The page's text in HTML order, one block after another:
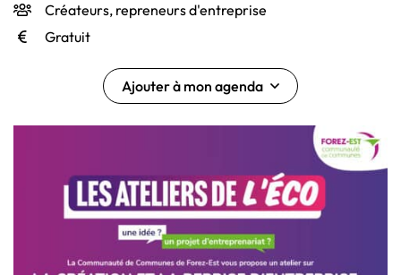
INFOS UTILES
Créateurs, repreneurs d'entreprise
Gratuit
Ajouter à mon agenda